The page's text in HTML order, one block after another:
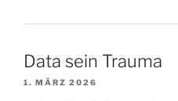
Data sein Trauma
1. MÄRZ 2026